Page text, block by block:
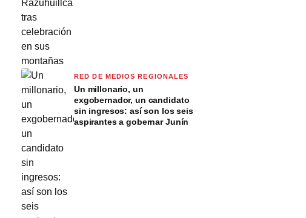
RED DE MEDIOS REGIONALES
Un millonario, un
exgobernador, un candidato
sin ingresos: así son los seis
aspirantes a gobernar Junín